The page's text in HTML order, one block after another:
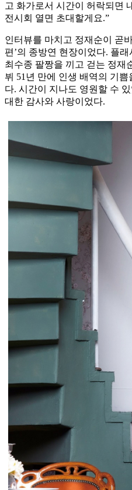
고 화가로서 시간이 허락되면
전시회 열면 초대할게요.”
인터뷰를 마치고 정재순이 곧
편’의 종방연 현장이었다. 플래
최수종 팔짱을 끼고 걷는 정재
뷔 51년 만에 인생 배역의 기
다. 시간이 지나도 영원할 수
대한 감사와 사랑이었다.